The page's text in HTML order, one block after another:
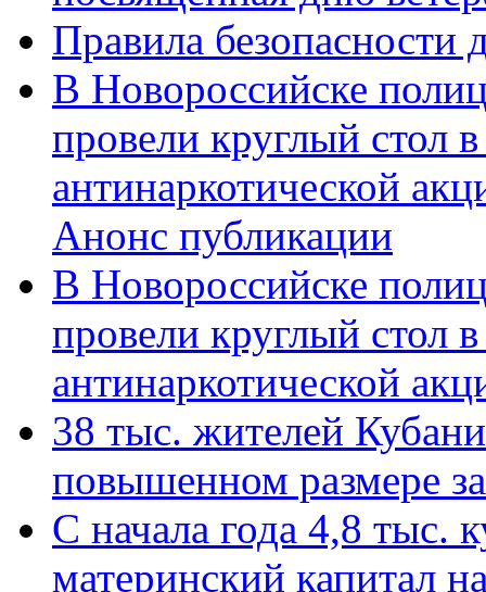
Правила безопасности
В Новороссийске
провели круглый стол
антинаркотической
Анонс публикации
В Новороссийске
провели круглый стол
антинаркотической
38 тыс. жителей
повышенном размере
С начала года 4,8 тыс.
материнский капитал